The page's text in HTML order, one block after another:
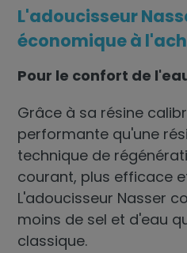
L'adoucisseur
économique à
Pour le confort de
Grâce à sa résine
performante qu'une
technique de
courant, plus efficace
L'adoucisseur Nasser
moins de sel et d'eau
classique.